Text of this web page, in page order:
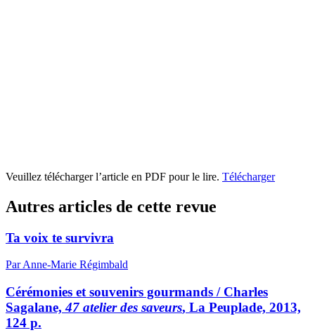
Veuillez télécharger l’article en PDF pour le lire. Télécharger
Autres articles de cette revue
Ta voix te survivra
Par Anne-Marie Régimbald
Cérémonies et souvenirs gourmands / Charles
Sagalane,47 atelier des saveurs, La Peuplade, 2013,
124 p.